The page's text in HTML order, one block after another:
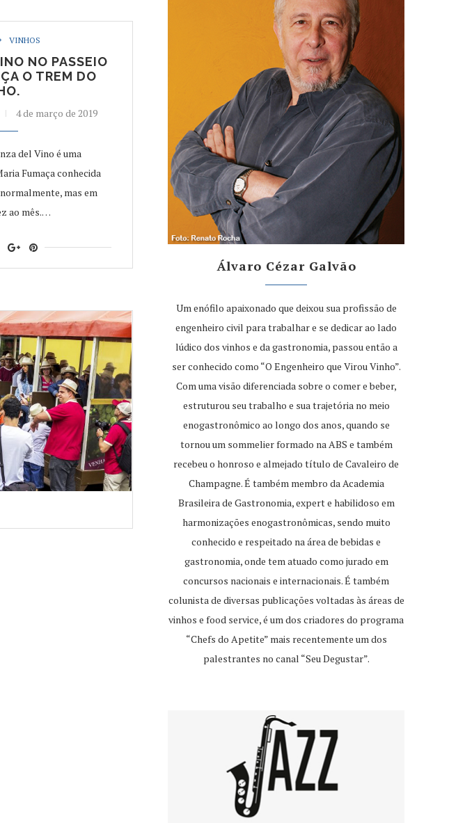
VINHOS
NO PASSEIO
O TREM DO
4 de março de 2019
del Vino é uma
Fumaça conhecida
mas em
ao mês.…
Álvaro Cézar Galvão
Um enófilo apaixonado que deixou sua profissão de
engenheiro civil para trabalhar e se dedicar ao lado
lúdico dos vinhos e da gastronomia, passou então a
ser conhecido como “O Engenheiro que Virou Vinho”.
Com uma visão diferenciada sobre o comer e beber,
estruturou seu trabalho e sua trajetória no meio
enogastronômico ao longo dos anos, quando se
tornou um sommelier formado na ABS e também
recebeu o honroso e almejado título de Cavaleiro de
Champagne. É também membro da Academia
Brasileira de Gastronomia, expert e habilidoso em
harmonizações enogastronômicas, sendo muito
conhecido e respeitado na área de bebidas e
gastronomia, onde tem atuado como jurado em
concursos nacionais e internacionais. É também
colunista de diversas publicações voltadas às áreas de
vinhos e food service, é um dos criadores do programa
“Chefs do Apetite” mais recentemente um dos
palestrantes no canal “Seu Degustar”.